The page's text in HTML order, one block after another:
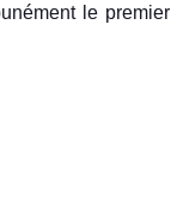
le premier